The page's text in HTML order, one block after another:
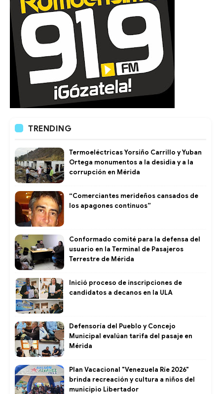
TRENDING
Termoeléctricas Yorsiño Carrillo y Yuban
Ortega monumentos a la desidia y a la
corrupción en Mérida
“Comerciantes merideños cansados de
los apagones continuos”
Conformado comité para la defensa del
usuario en la Terminal de Pasajeros
Terrestre de Mérida
Inició proceso de inscripciones de
candidatos a decanos en la ULA
Defensoría del Pueblo y Concejo
Municipal evalúan tarifa del pasaje en
Mérida
Plan Vacacional "Venezuela Ríe 2026"
brinda recreación y cultura a niños del
municipio Libertador